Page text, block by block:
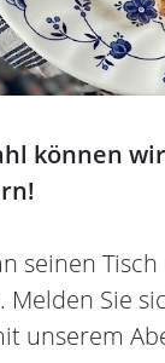
können
seinen
Melden Sie
unserem